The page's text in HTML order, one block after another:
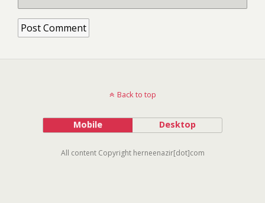
Back to top
Mobile Desktop
All content Copyright herneenazir[dot]com